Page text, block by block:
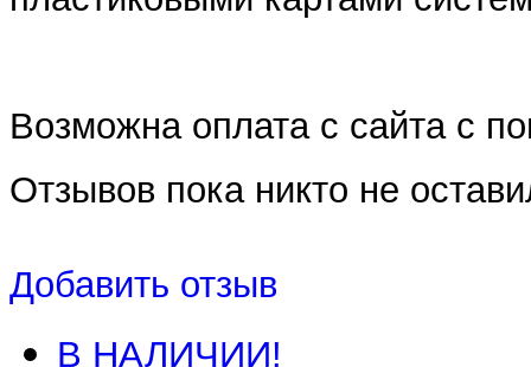
Возможна оплата с сайта с
Отзывов пока никто не
Добавить отзыв
В НАЛИЧИИ!